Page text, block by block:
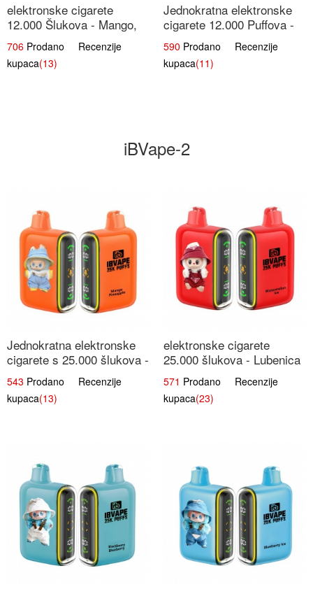
elektronske cigarete
12.000 Šlukova - Mango,
Ananas, Breskva | Tropska
Voćna Mješavina
706 Prodano Recenzije
kupaca(13)
Jednokratna elektronske
cigarete 12.000 Puffova -
Ananas i Kokos Sladoled |
Tropski Desert
590 Prodano Recenzije
kupaca(11)
iBVape-2
Jednokratna elektronske
cigarete s 25.000 šlukova -
Mango & Ananas |
Egzotična Voćna
Mješavina
543 Prodano Recenzije
kupaca(13)
elektronske cigarete
25.000 šlukova - Lubenica
Led | Osježavajući Ljetni
Okus
571 Prodano Recenzije
kupaca(23)